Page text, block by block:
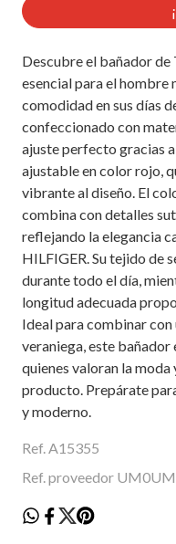
Descubre el bañador
esencial para el hombre
comodidad en sus días
confeccionado con
ajuste perfecto gracias
ajustable en color rojo,
vibrante al diseño. El
combina con detalles
reflejando la elegancia
HILFIGER. Su tejido de
durante todo el día,
longitud adecuada
Ideal para combinar con
veraniega, este
quienes valoran la
producto. Prepárate
y moderno.
Ref. A15355
Ref. proveedor